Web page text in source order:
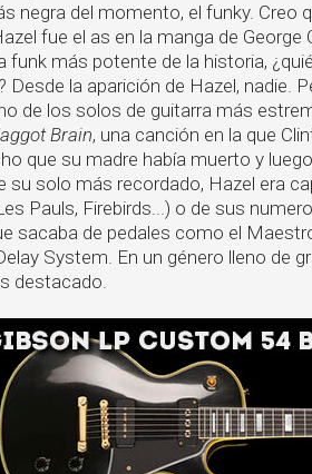
negra del momento, el funky. Creo
fue el as en la manga de
funk más potente de la historia,
Desde la aparición de Hazel, nadie.
de los solos de guitarra más
Brain, una canción en la que
que su madre había muerto y
su solo más recordado, Hazel era
Pauls, Firebirds...) o de sus
sacaba de pedales como el
System. En un género lleno de
destacado.